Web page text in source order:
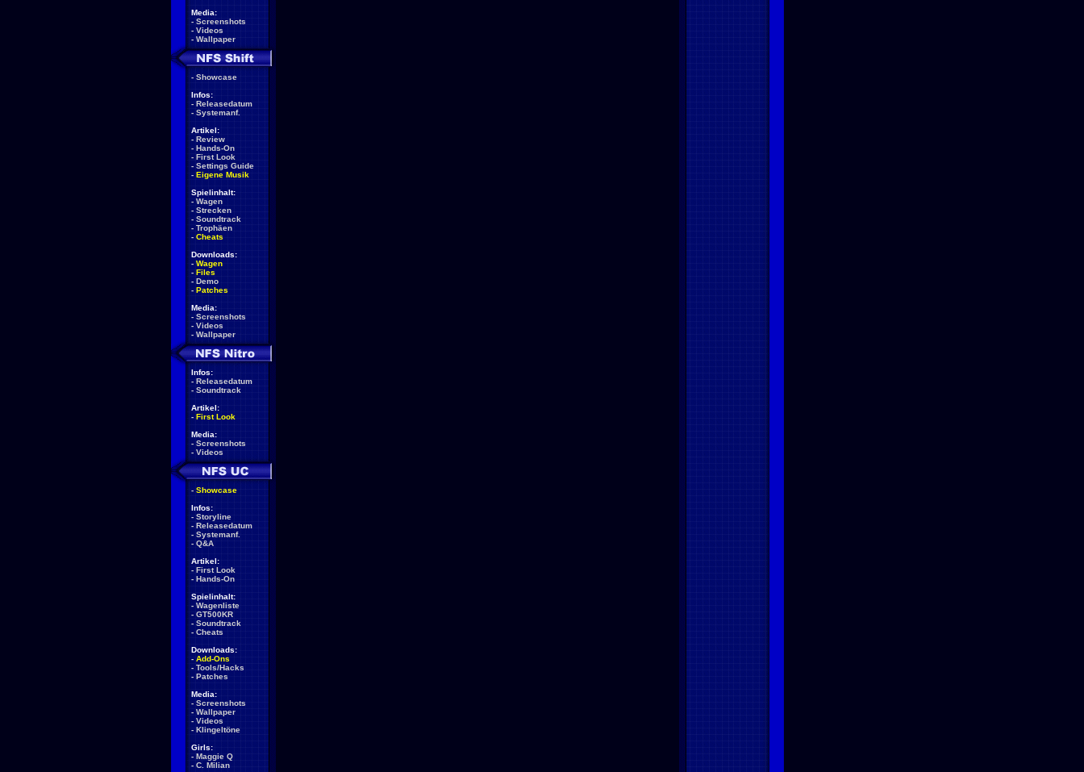
Media:
- Screenshots
- Videos
- Wallpaper
- Showcase
Infos:
- Releasedatum
- Systemanf.
Artikel:
- Review
- Hands-On
- First Look
- Settings Guide
- Eigene Musik
Spielinhalt:
- Wagen
- Strecken
- Soundtrack
- Trophäen
- Cheats
Downloads:
- Wagen
- Files
- Demo
- Patches
Media:
- Screenshots
- Videos
- Wallpaper
Infos:
- Releasedatum
- Soundtrack
Artikel:
- First Look
Media:
- Screenshots
- Videos
- Showcase
Infos:
- Storyline
- Releasedatum
- Systemanf.
- Q&A
Artikel:
- First Look
- Hands-On
Spielinhalt:
- Wagenliste
- GT500KR
- Soundtrack
- Cheats
Downloads:
- Add-Ons
- Tools/Hacks
- Patches
Media:
- Screenshots
- Wallpaper
- Videos
- Klingeltöne
Girls:
- Maggie Q
- C. Milian